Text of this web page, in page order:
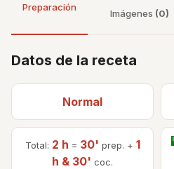
Preparación
Imágenes (0)
Datos de la receta
Normal
Total: 2 h = 30' prep. + 1
h & 30' coc.